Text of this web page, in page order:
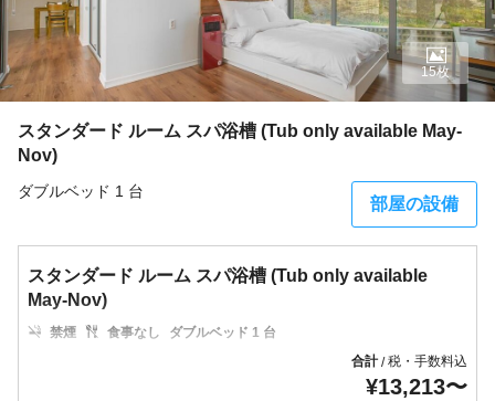
スタンダード ルーム スパ浴槽 (Tub only available May-
Nov)
ダブルベッド 1 台
部屋の設備
15枚
スタンダード ルーム スパ浴槽 (Tub only available
May-Nov)
禁煙 食事なし
ダブルベッド 1 台
合計/税・手数料込
¥13,213〜